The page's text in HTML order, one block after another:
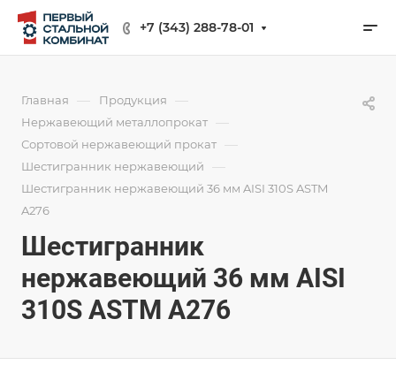
+7 (343) 288-78-01
Главная — Продукция —
Нержавеющий металлопрокат —
Сортовой нержавеющий прокат —
Шестигранник нержавеющий —
Шестигранник нержавеющий 36 мм AISI 310S ASTM
A276
Шестигранник
нержавеющий 36 мм AISI
310S ASTM A276